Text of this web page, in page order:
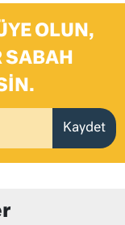
OLUN,
SABAH
Kaydet